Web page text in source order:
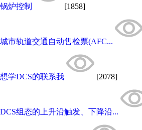
锅炉控制 [1858]
城市轨道交通自动售检票(AFC...
想学DCS的联系我 [2078]
DCS组态的上升沿触发、下降沿...